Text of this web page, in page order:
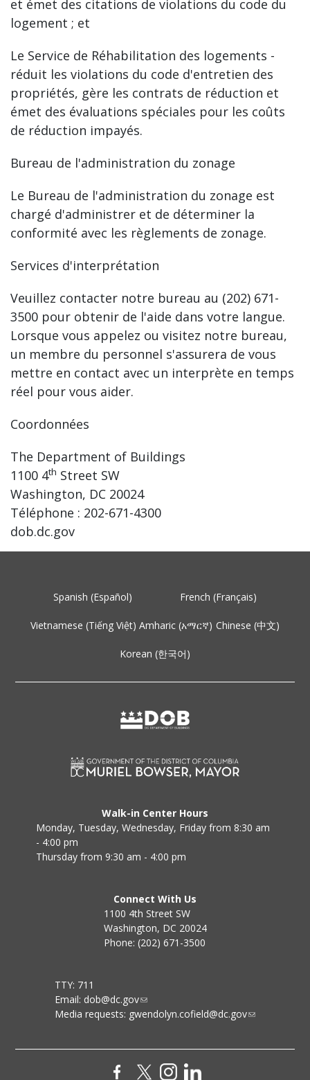
et émet des citations de violations du code du
logement ; et
Le Service de Réhabilitation des logements -
réduit les violations du code d'entretien des
propriétés, gère les contrats de réduction et
émet des évaluations spéciales pour les coûts
de réduction impayés.
Bureau de l'administration du zonage
Le Bureau de l'administration du zonage est
chargé d'administrer et de déterminer la
conformité avec les règlements de zonage.
Services d'interprétation
Veuillez contacter notre bureau au (202) 671-
3500 pour obtenir de l'aide dans votre langue.
Lorsque vous appelez ou visitez notre bureau,
un membre du personnel s'assurera de vous
mettre en contact avec un interprète en temps
réel pour vous aider.
Coordonnées
The Department of Buildings
1100 4th Street SW
Washington, DC 20024
Téléphone : 202-671-4300
dob.dc.gov
Spanish (Español) French (Français)
Vietnamese (Tiếng Việt) Amharic (አማርኛ) Chinese (中文)
Korean (한국어)
Walk-in Center Hours
Monday, Tuesday, Wednesday, Friday from 8:30 am
- 4:00 pm
Thursday from 9:30 am - 4:00 pm
Connect With Us
1100 4th Street SW
Washington, DC 20024
Phone: (202) 671-3500
TTY: 711
Email: dob@dc.gov
Media requests: gwendolyn.cofield@dc.gov